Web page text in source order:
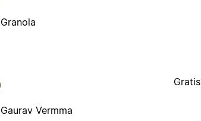
Granola
Gaurav Vermma
Gratis